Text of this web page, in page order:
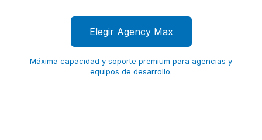
Elegir Agency Max
Máxima capacidad y soporte premium para agencias y
equipos de desarrollo.